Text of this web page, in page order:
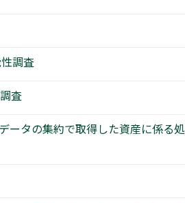
調査
査
ータの集約で取得した資産に係る処